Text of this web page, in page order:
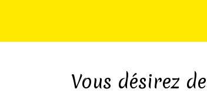
Vous désirez